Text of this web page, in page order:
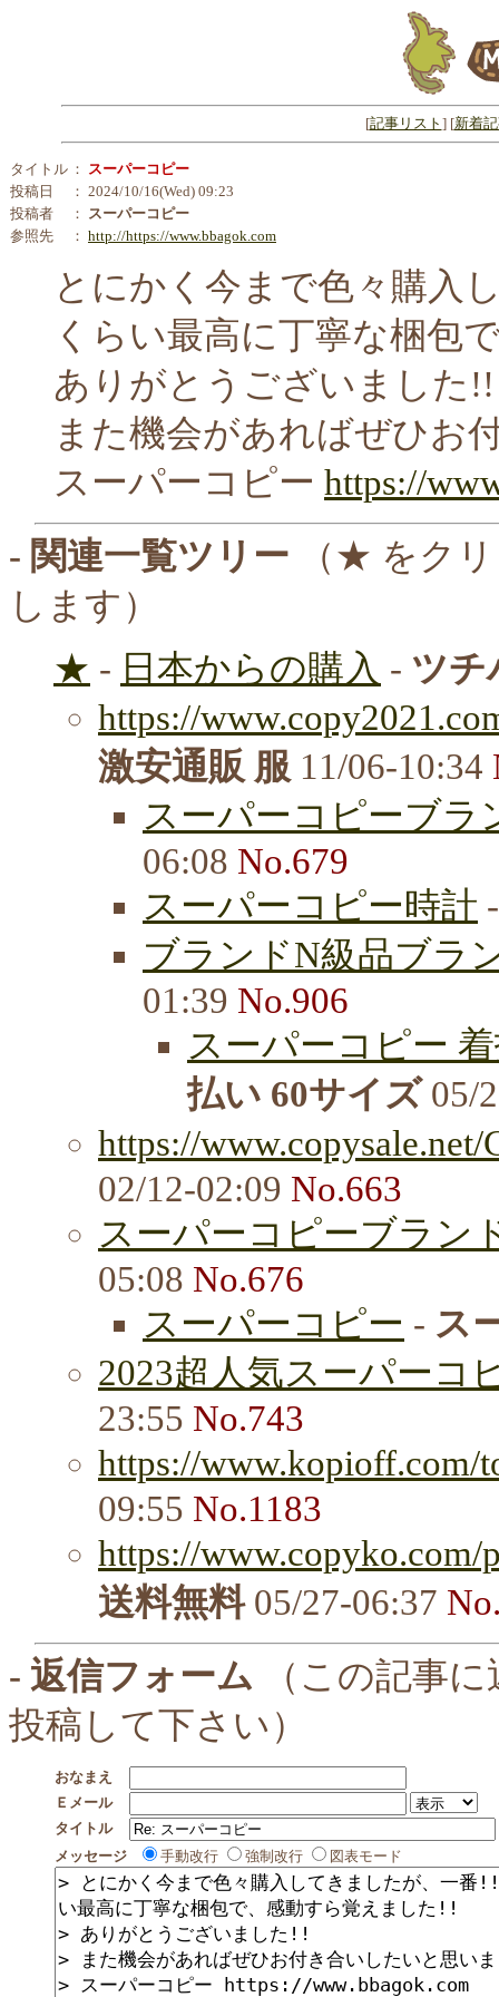
[記事リスト ] [新着
タイトル ： スーパーコピー
投稿日
： 2024/10/16(Wed) 09:23
投稿者
： スーパーコピー
参照先
： http://https://www.bbagok.com
とにかく今まで色々購入
くらい最高に丁寧な梱包
ありがとうございました!!
また機会があればぜひお
スーパーコピー https://
- 関連一覧ツリー （★ をク
します）
★ - 日本からの購入 - ツチ
https://
激安通販 服 11/06-10:34
スーパーコピーブラ
06:08 No.679
スーパーコピー時計
ブランドN級品ブラ
01:39 No.906
スーパーコピー
払い 60サイズ05/
https://www.copysale.net/
02/12-02:09 No.663
スーパーコピーブラン
05:08 No.676
スーパーコピー - ス
2023超人気スーパーコ
23:55 No.743
https://www.kopioff.com/
09:55 No.1183
https://www.copyko.com/
送料無料05/27-06:37
- 返信フォーム （この記事
投稿して下さい）
おなまえ
Ｅメール
タイトル
メッセージ
手動改行 強制改行 図表モード